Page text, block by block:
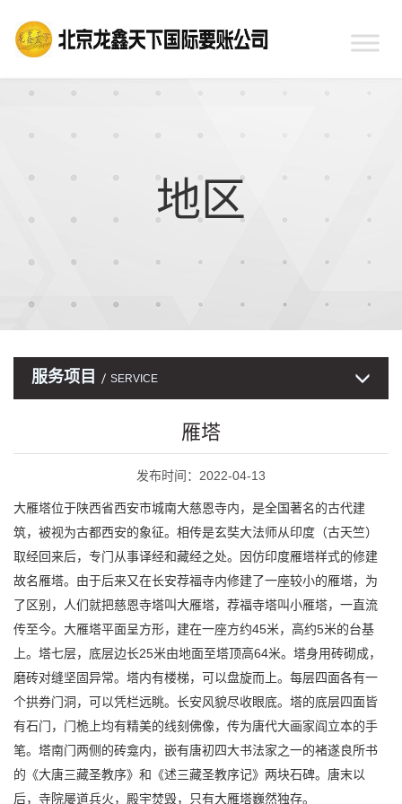
地区
服务项目 SERVICE
雁塔
发布时间：2022-04-13
大雁塔位于陕西省西安市城南大慈恩寺内，是全国著名的古代建
筑，被视为古都西安的象征。相传是玄奘大法师从印度（古天竺）
取经回来后，专门从事译经和藏经之处。因仿印度雁塔样式的修建
故名雁塔。由于后来又在长安荐福寺内修建了一座较小的雁塔，为
了区别，人们就把慈恩寺塔叫大雁塔，荐福寺塔叫小雁塔，一直流
传至今。大雁塔平面呈方形，建在一座方约45米，高约5米的台基
上。塔七层，底层边长25米由地面至塔顶高64米。塔身用砖砌成，
磨砖对缝坚固异常。塔内有楼梯，可以盘旋而上。每层四面各有一
个拱券门洞，可以凭栏远眺。长安风貌尽收眼底。塔的底层四面皆
有石门，门桅上均有精美的线刻佛像，传为唐代大画家阎立本的手
笔。塔南门两侧的砖龛内，嵌有唐初四大书法家之一的褚遂良所书
的《大唐三藏圣教序》和《述三藏圣教序记》两块石碑。唐末以
后，寺院屡道兵火，殿宇焚毁，只有大雁塔巍然独存。